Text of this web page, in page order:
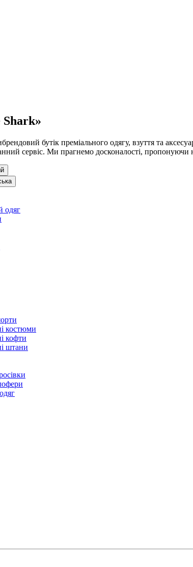
Shark»
бутік преміального одягу, взуття та
сервіс. Ми прагнемо досконалості,
одяг
костюми
кофти
штани